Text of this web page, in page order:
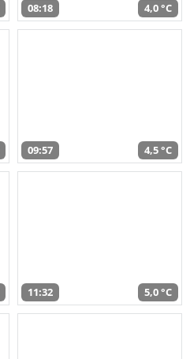
08:18 4,0 °C
09:57 4,5 °C
11:32 5,0 °C